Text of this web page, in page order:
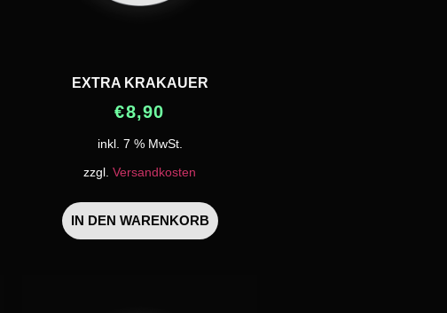
EXTRA KRAKAUER
€8,90
inkl. 7 % MwSt.
zzgl. Versandkosten
IN DEN WARENKORB